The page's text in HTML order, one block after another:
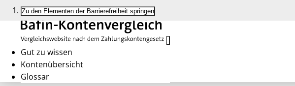
Zu den Elementen der Barrierefreiheit springen
Gut zu wissen
Kontenübersicht
Glossar